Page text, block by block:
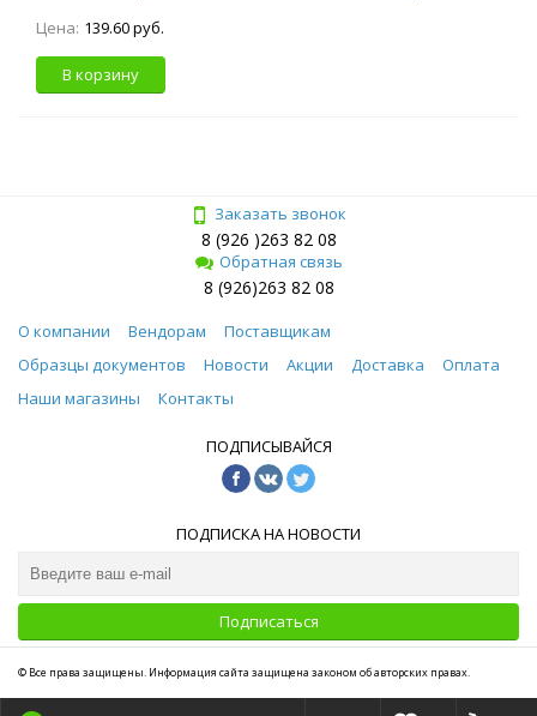
Цена: 139.60 руб.
В корзину
Заказать звонок
8 (926 )263 82 08
Обратная связь
8 (926)263 82 08
О компании Вендорам
Поставщикам
Образцы документов
Новости Акции Доставка
Оплата
Наши магазины
Контакты
ПОДПИСЫВАЙСЯ
ПОДПИСКА НА НОВОСТИ
Подписаться
© Все права защищены. Информация сайта защищена законом об авторских правах.